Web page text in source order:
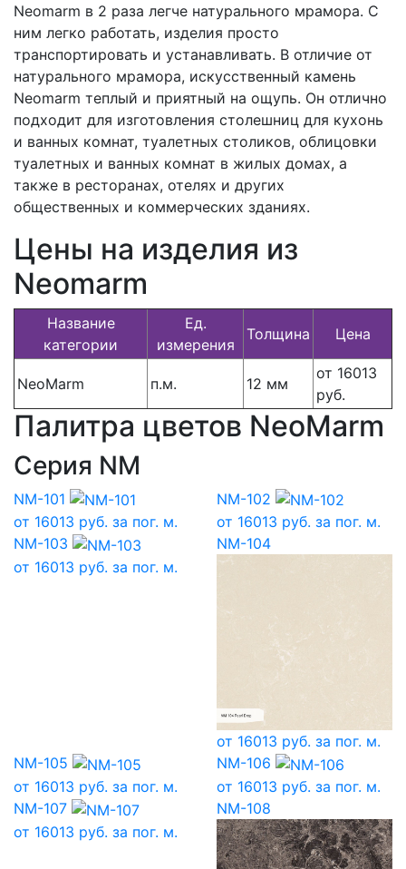
Neomarm в 2 раза легче натурального мрамора. С
ним легко работать, изделия просто
транспортировать и устанавливать. В отличие от
натурального мрамора, искусственный камень
Neomarm теплый и приятный на ощупь. Он отлично
подходит для изготовления столешниц для кухонь
и ванных комнат, туалетных столиков, облицовки
туалетных и ванных комнат в жилых домах, а
также в ресторанах, отелях и других
общественных и коммерческих зданиях.
Цены на изделия из
Neomarm
Название
категории
Ед.
измерения
Толщина Цена
NeoMarm п.м. 12 мм
от 16013
руб.
Палитра цветов NeoMarm
Серия NM
NM-101
от 16013 руб. за пог. м.
NM-102
от 16013 руб. за пог. м.
NM-103
от 16013 руб. за пог. м.
NM-104
от 16013 руб. за пог. м.
NM-105
от 16013 руб. за пог. м.
NM-106
от 16013 руб. за пог. м.
NM-107
от 16013 руб. за пог. м.
NM-108